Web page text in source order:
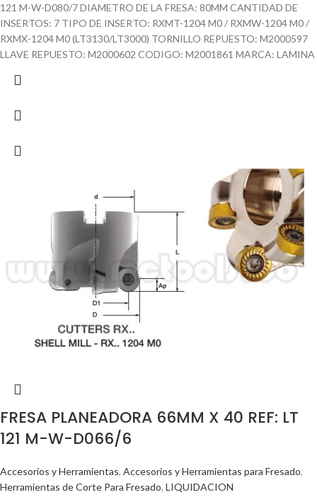
121 M-W-D080/7 DIAMETRO DE LA FRESA: 80MM CANTIDAD DE
INSERTOS: 7 TIPO DE INSERTO: RXMT-1204 M0 / RXMW-1204 M0 /
RXMX-1204 M0 (LT3130/LT3000) TORNILLO REPUESTO: M2000597
LLAVE REPUESTO: M2000602 CODIGO: M2001861 MARCA: LAMINA
FRESA PLANEADORA 66MM X 40 REF: LT
121 M-W-D066/6
Accesorios y Herramientas, Accesorios y Herramientas para Fresado,
Herramientas de Corte Para Fresado, LIQUIDACION